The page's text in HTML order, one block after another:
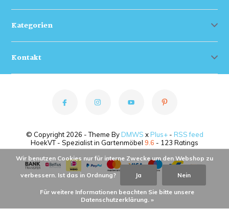
Kategorien
Kontakt
© Copyright 2026 - Theme By DMWS x Plus+- RSS feed
HoekVT - Spezialist in Gartenmöbel 9.6 - 123 Ratings
Wir benutzen Cookies nur für interne Zwecke um den Webshop zu
verbessern. Ist das in Ordnung? Ja Nein
Für weitere Informationen beachten Sie bitte unsere
Datenschutzerklärung. »